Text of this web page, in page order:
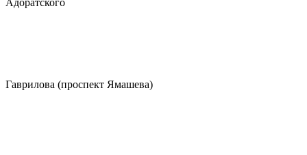
Адоратского
Гаврилова (проспект Ямашева)